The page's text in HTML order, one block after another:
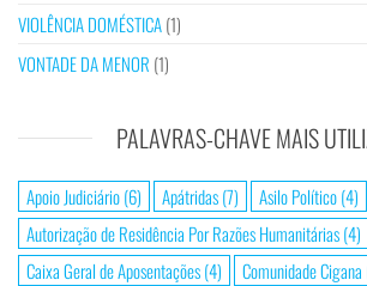
VIOLÊNCIA DOMÉSTICA(1)
VONTADE DA MENOR (1)
PALAVRAS-CHAVE MAIS
Apoio Judiciário(6) Apátridas(7) Asilo Político(4)
Autorização de Residência Por Razões Humanitárias(4)
Caixa Geral de Aposentações(4) Comunidade Cigana